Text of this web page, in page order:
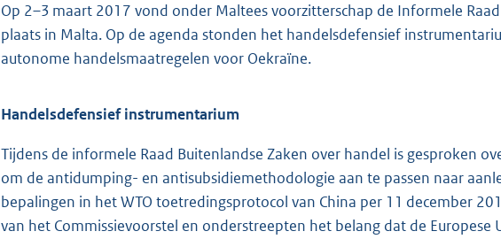
Op 2–3 maart 2017 vond onder Maltees voorzitterschap de Informele
plaats in Malta. Op de agenda stonden het handelsdefensief
autonome handelsmaatregelen voor Oekraïne.
Handelsdefensief instrumentarium
Tijdens de informele Raad Buitenlandse Zaken over handel is gesproken
om de antidumping- en antisubsidiemethodologie aan te passen naar
bepalingen in het WTO toetredingsprotocol van China per 11 december
van het Commissievoorstel en onderstreepten het belang dat de